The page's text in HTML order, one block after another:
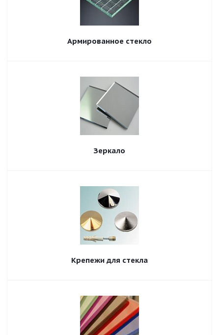
Армированное стекло
Зеркало
Крепежи для стекла